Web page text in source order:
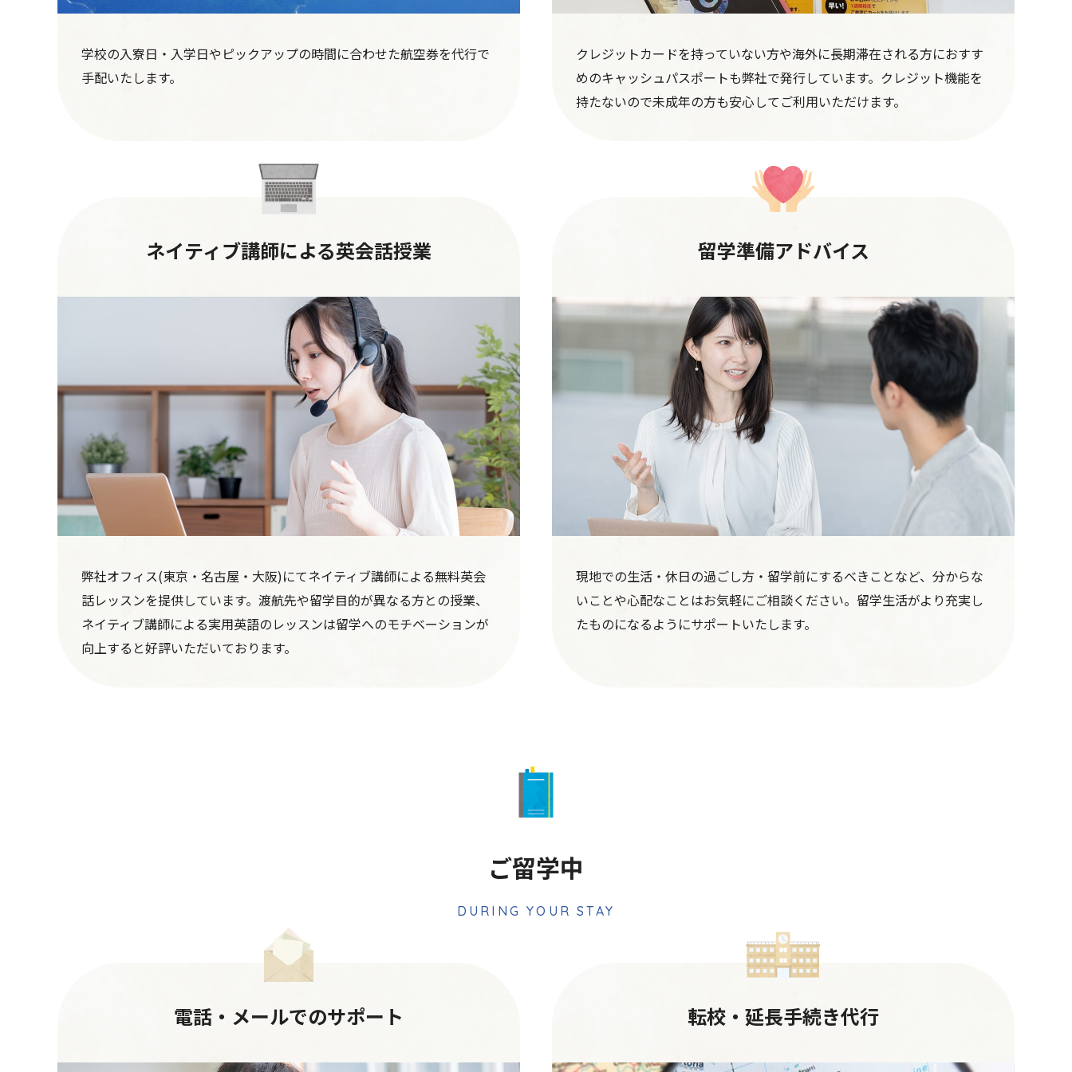
学校の入寮日・入学日やピックアップの時間に合わせた航空券を代行で
手配いたします。
クレジットカードを持っていない方や海外に長期滞在される方におすす
めのキャッシュパスポートも弊社で発行しています。クレジット機能を
持たないので未成年の方も安心してご利用いただけます。
ネイティブ講師による英会話授業
弊社オフィス(東京・名古屋・大阪)にてネイティブ講師による無料英会
話レッスンを提供しています。渡航先や留学目的が異なる方との授業、
ネイティブ講師による実用英語のレッスンは留学へのモチベーションが
向上すると好評いただいております。
留学準備アドバイス
現地での生活・休日の過ごし方・留学前にするべきことなど、分からな
いことや心配なことはお気軽にご相談ください。留学生活がより充実し
たものになるようにサポートいたします。
ご留学中
DURING YOUR STAY
電話・メールでのサポート 転校・延長手続き代行